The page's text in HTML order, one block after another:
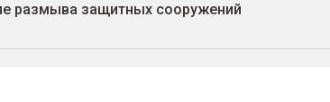
размыва защитных сооружений